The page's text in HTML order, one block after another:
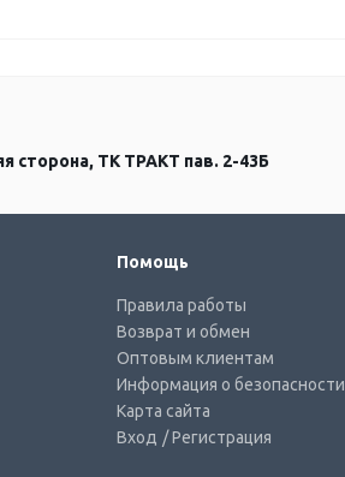
сторона, ТК ТРАКТ пав. 2-43Б
Помощь
Правила работы
Возврат и обмен
Оптовым клиентам
Информация о безопасности
Карта сайта
Вход / Регистрация